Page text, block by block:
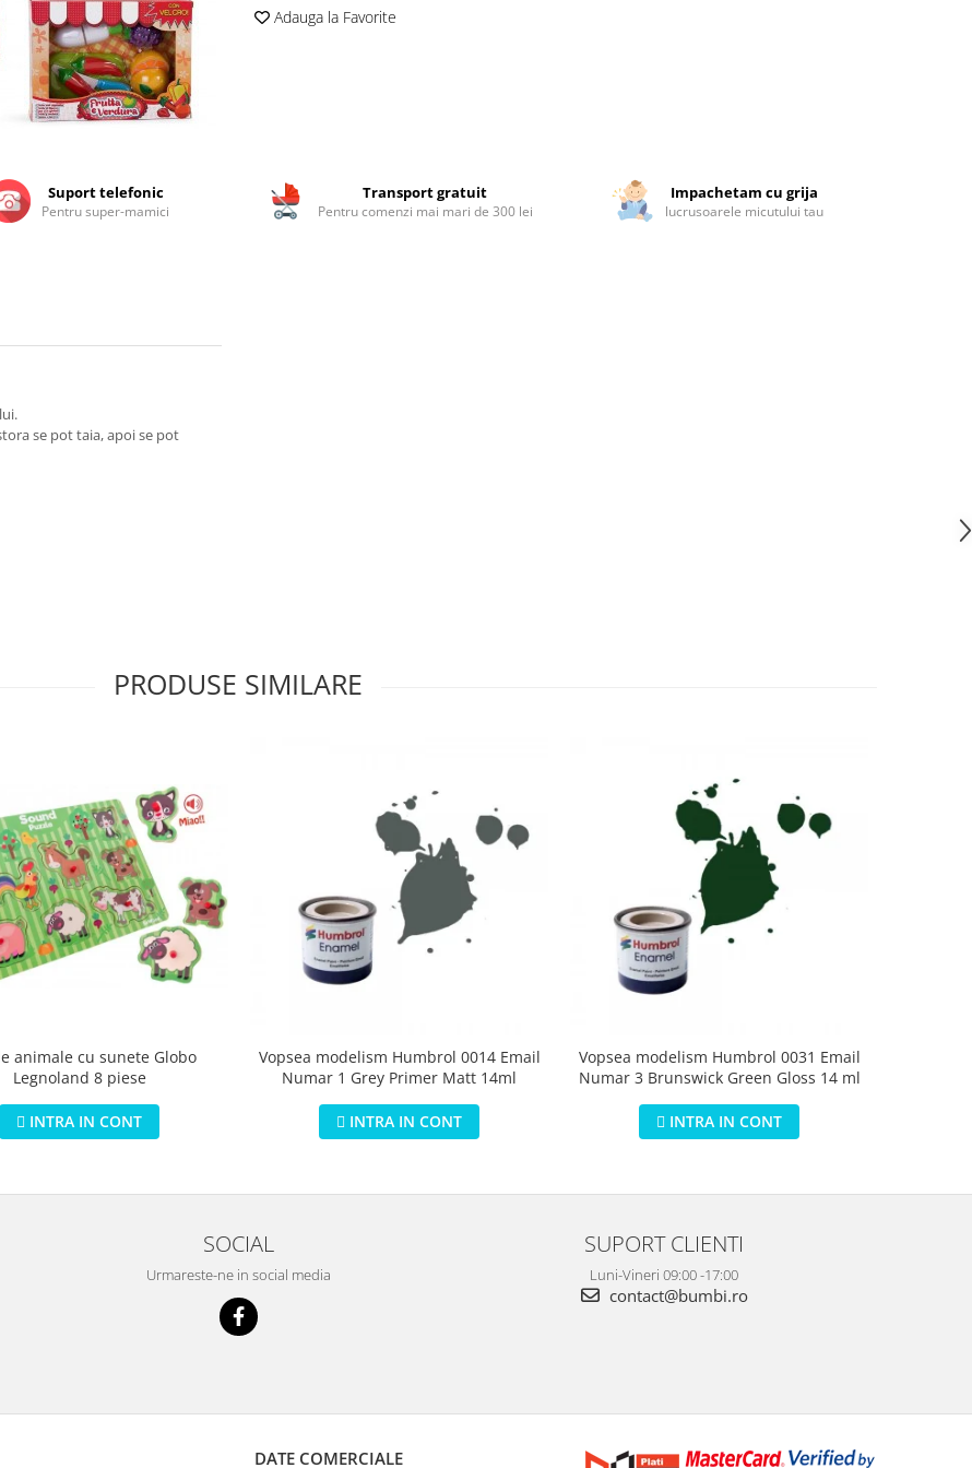
Adauga la Favorite
Suport telefonic
Pentru super-mamici
Transport gratuit
Pentru comenzi mai mari de 300 lei
Impachetam cu grija
lucrusoarele micutului tau
se pot taia, apoi se pot
PRODUSE SIMILARE
animale cu sunete Globo
Legnoland 8 piese
INTRA IN CONT
Vopsea modelism Humbrol 0014 Email
Numar 1 Grey Primer Matt 14ml
INTRA IN CONT
Vopsea modelism Humbrol 0031 Email
Numar 3 Brunswick Green Gloss 14 ml
INTRA IN CONT
SOCIAL
Urmareste-ne in social media
SUPORT CLIENTI
Luni-Vineri 09:00 -17:00
contact@bumbi.ro
DATE COMERCIALE